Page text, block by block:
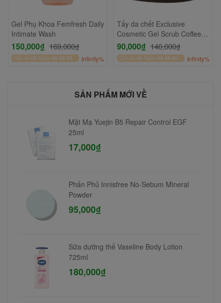
Gel Phụ Khoa Femfresh Daily
Intimate Wash
150,000₫ 169,000₫
Còn lại 00 Ngày 06:59:49 Infinity%
Tẩy da chết Exclusive
Cosmetic Gel Scrub Coffee
Cinnamon Cloves 380gr
90,000₫ 140,000₫
Còn lại 00 Ngày 06:59:49 Infinity%
SẢN PHẨM MỚI VỀ
Mặt Mạ Yuejin B5 Repair Control EGF
25ml
17,000₫
Phấn Phủ Innisfree No-Sebum Mineral
Powder
95,000₫
Sữa dưỡng thể Vaseline Body Lotion
725ml
180,000₫